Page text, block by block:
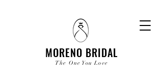
​MORENO BRIDAL
The One You Love